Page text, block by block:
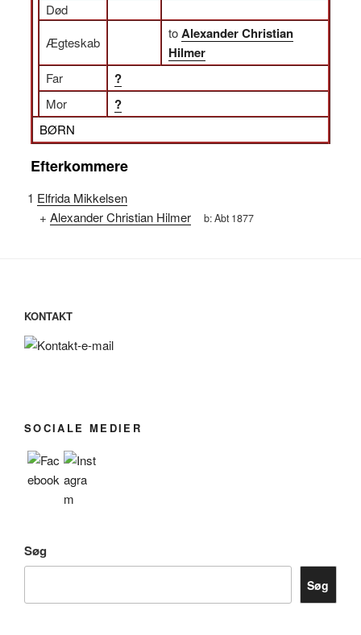
Død
Ægteskab
toAlexander Christian
Hilmer
Far ?
Mor ?
BØRN
Efterkommere
1 Elfrida Mikkelsen
+ Alexander Christian Hilmer b:Abt 1877
KONTAKT
SOCIALE MEDIER
Søg
Søg